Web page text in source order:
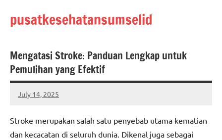
pusatkesehatansumselid
Mengatasi Stroke: Panduan Lengkap untuk
Pemulihan yang Efektif
July 14, 2025
admin
Stroke merupakan salah satu penyebab utama kematian
dan kecacatan di seluruh dunia. Dikenal juga sebagai